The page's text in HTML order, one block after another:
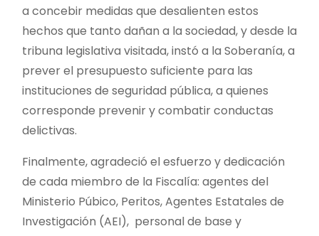
a concebir medidas que desalienten estos
hechos que tanto dañan a la sociedad, y desde la
tribuna legislativa visitada, instó a la Soberanía, a
prever el presupuesto suficiente para las
instituciones de seguridad pública, a quienes
corresponde prevenir y combatir conductas
delictivas.
Finalmente, agradeció el esfuerzo y dedicación
de cada miembro de la Fiscalía: agentes del
Ministerio Púbico, Peritos, Agentes Estatales de
Investigación (AEI), personal de base y